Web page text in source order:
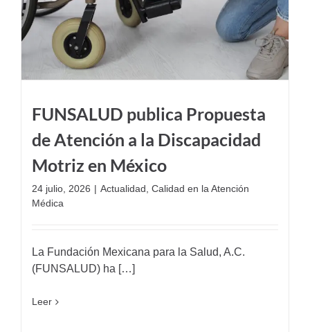
FUNSALUD publica Propuesta
de Atención a la Discapacidad
Motriz en México
24 julio, 2026 | Actualidad Calidad en la Atención
Médica
La Fundación Mexicana para la Salud, A.C.
(FUNSALUD) ha […]
Leer